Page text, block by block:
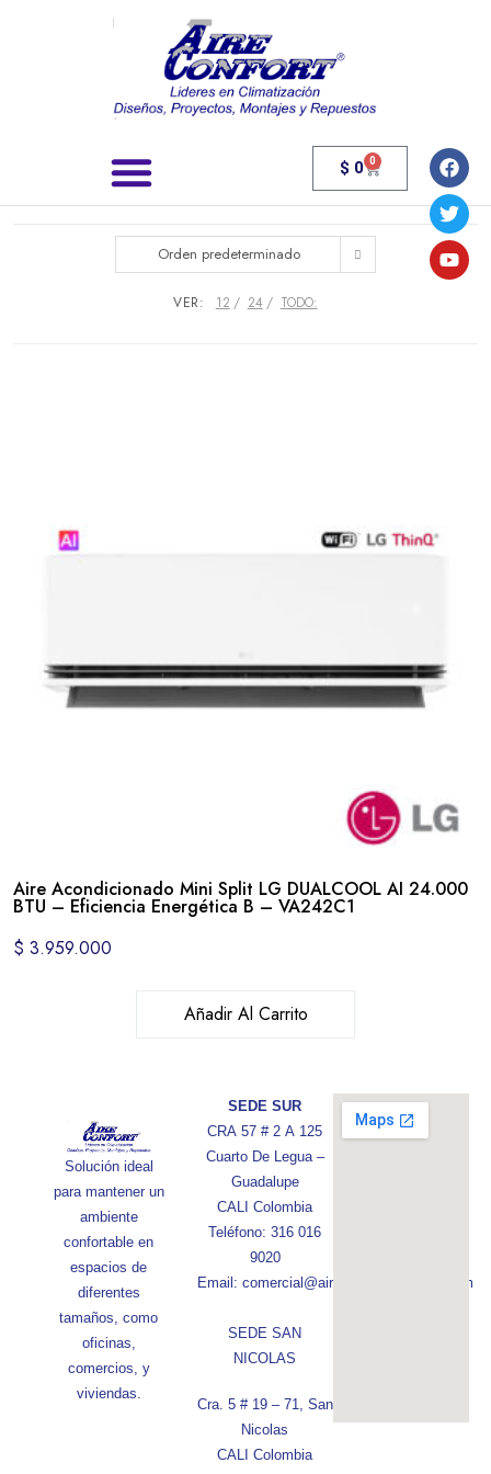
$ 0 0
Orden predeterminado
VER: 12 24 TODO:
Aire Acondicionado Mini Split LG DUALCOOL AI 24.000
BTU – Eficiencia Energética B – VA242C1
$ 3.959.000
Añadir Al Carrito
Solución ideal
para mantener un
ambiente
confortable en
espacios de
diferentes
tamaños, como
oficinas,
comercios, y
viviendas.
SEDE SUR
CRA 57 # 2 A 125
Cuarto De Legua –
Guadalupe
CALI Colombia
Teléfono: 316 016
9020
Email: comercial@aireconfortcolombia.com
SEDE SAN
NICOLAS
Cra. 5 # 19 – 71, San
Nicolas
CALI Colombia